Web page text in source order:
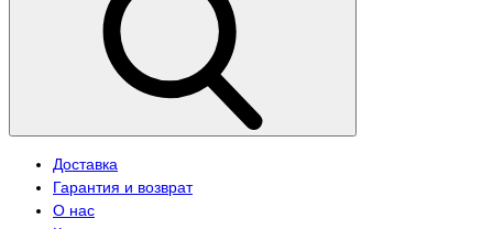
Доставка
Гарантия и возврат
О нас